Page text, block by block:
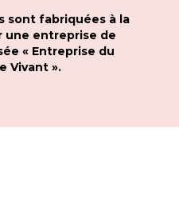
sont fabriquées à la
une entreprise de
« Entreprise du
Vivant ».